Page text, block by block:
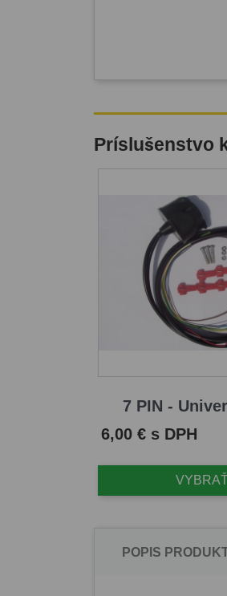
Príslušenstvo
7 PIN -
Cena
6,00 € s DPH
POPIS